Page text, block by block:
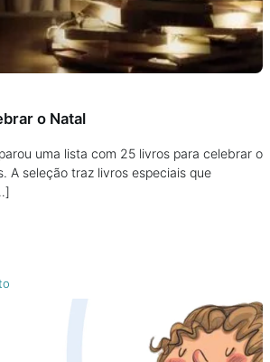
o Natal
uma lista com 25 livros para celebrar o
A seleção traz livros especiais que